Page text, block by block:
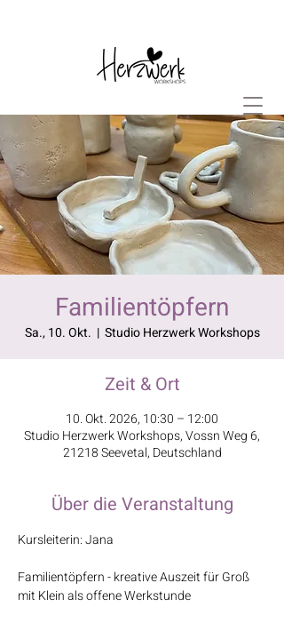
Familientöpfern
Sa., 10. Okt.
  |
Studio Herzwerk Workshops
Zeit & Ort
10. Okt. 2026, 10:30 – 12:00
Studio Herzwerk Workshops, Vossn Weg 6,
21218 Seevetal, Deutschland
Über die Veranstaltung
Kursleiterin: Jana
Familientöpfern - kreative Auszeit für Groß
mit Klein als offene Werkstunde​​